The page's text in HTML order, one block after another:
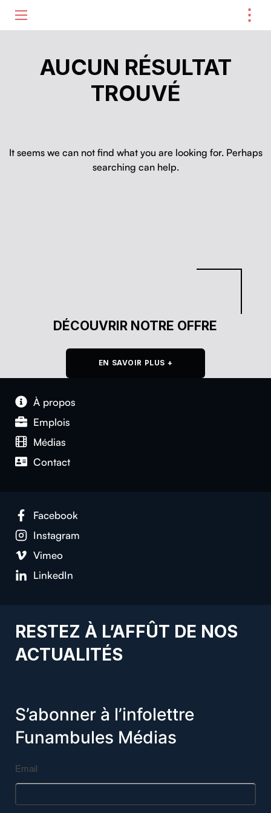
⋮
AUCUN RÉSULTAT
TROUVÉ
It seems we can not find what you are looking for. Perhaps
searching can help.
DÉCOUVRIR NOTRE OFFRE
EN SAVOIR PLUS +
À pro­pos
Emplois
Médias
Con­tact
Face­book
Insta­gram
Vimeo
LinkedIn
RESTEZ À L’AFFÛT DE NOS
ACTUALITÉS
S’abonner à l’infolettre
Funambules Médias
Email